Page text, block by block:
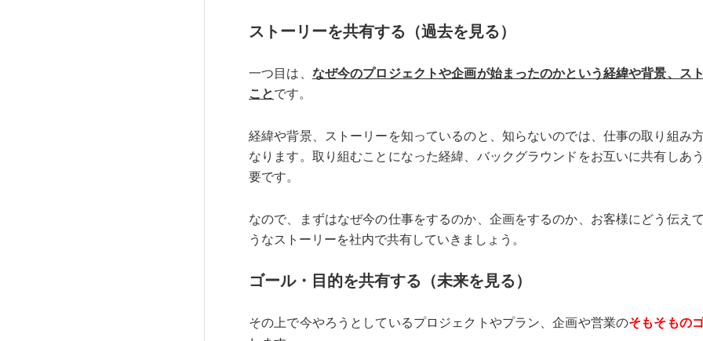
ストーリーを共有する（過去を見る）
一つ目は、 なぜ今のプロジェクトや企画が始まったのかという経緯や背景、ス
ことです。
経緯や背景、ストーリーを知っているのと、知らないのでは、仕事の取り組み
なります。取り組むことになった経緯、バックグラウンドをお互いに共有しあ
要です。
なので、まずはなぜ今の仕事をするのか、企画をするのか、お客様にどう伝え
うなストーリーを社内で共有していきましょう。
ゴール・目的を共有する（未来を見る）
その上で今やろうとしているプロジェクトやプラン、企画や営業のそもそもの